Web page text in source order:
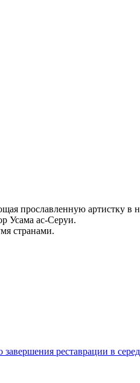
прославленную артистку в
Усама ас-Серуи.
странами.
реставрации в